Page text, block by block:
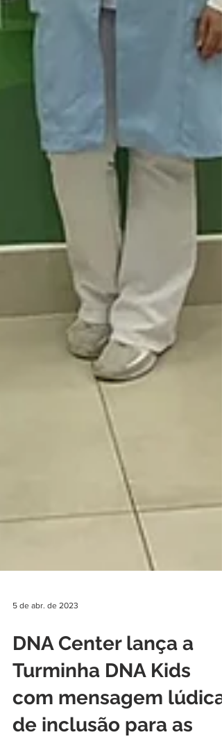
5 de abr. de 2023
DNA Center lança a
Turminha DNA Kids